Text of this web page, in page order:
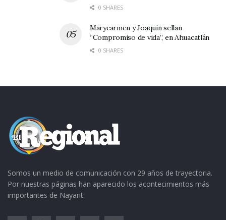
0 SHARES
Marycarmen y Joaquín sellan
“Compromiso de vida”, en Ahuacatlán
0 SHARES
Somos un medio de comunicación con 29 años de trayectoria.
Por nuestras páginas han aparecido los acontecimientos más
importantes de Nayarit.